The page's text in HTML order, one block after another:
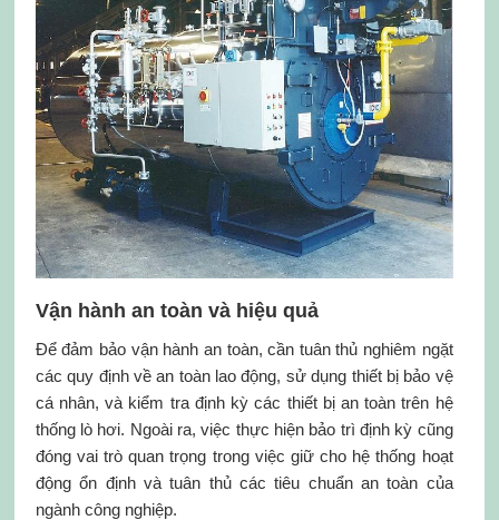
Vận hành an toàn và hiệu quả
Để đảm bảo vận hành an toàn, cần tuân thủ nghiêm ngặt
các quy định về an toàn lao động, sử dụng thiết bị bảo vệ
cá nhân, và kiểm tra định kỳ các thiết bị an toàn trên hệ
thống lò hơi. Ngoài ra, việc thực hiện bảo trì định kỳ cũng
đóng vai trò quan trọng trong việc giữ cho hệ thống hoạt
động ổn định và tuân thủ các tiêu chuẩn an toàn của
ngành công nghiệp.